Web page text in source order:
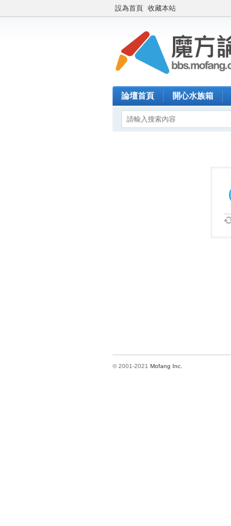
設為首頁 收藏本站
論壇首頁 開心水族箱
© 2001-2021 Mofang Inc.